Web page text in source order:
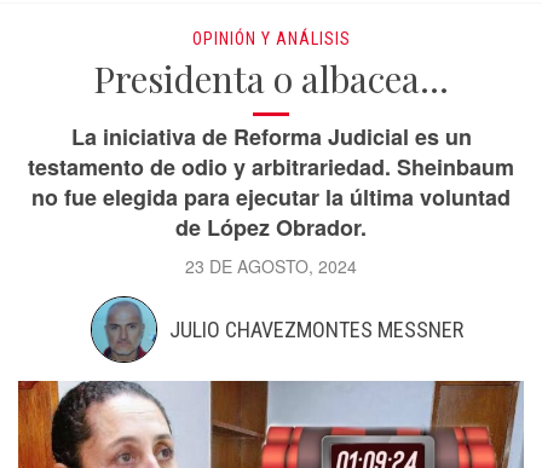
OPINIÓN Y ANÁLISIS
Presidenta o albacea…
La iniciativa de Reforma Judicial es un
testamento de odio y arbitrariedad. Sheinbaum
no fue elegida para ejecutar la última voluntad
de López Obrador.
23 DE AGOSTO, 2024
JULIO CHAVEZMONTES MESSNER